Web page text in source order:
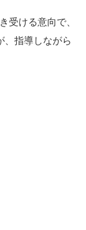
受ける意向で、
、指導しながら